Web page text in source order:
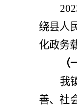
202
绕县人
化政务
（
我
善、社